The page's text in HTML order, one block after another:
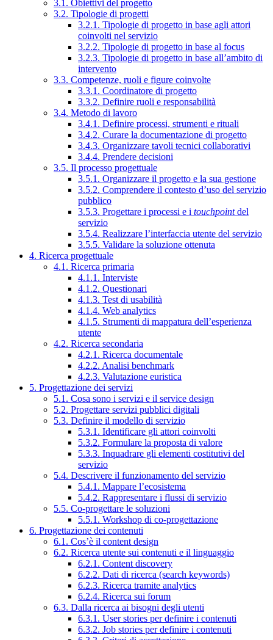
3.1. Obiettivi del progetto
3.2. Tipologie di progetti
3.2.1. Tipologie di progetto in base agli attori
coinvolti nel servizio
3.2.2. Tipologie di progetto in base al focus
3.2.3. Tipologie di progetto in base all’ambito di
intervento
3.3. Competenze, ruoli e figure coinvolte
3.3.1. Coordinatore di progetto
3.3.2. Definire ruoli e responsabilità
3.4. Metodo di lavoro
3.4.1. Definire processi, strumenti e rituali
3.4.2. Curare la documentazione di progetto
3.4.3. Organizzare tavoli tecnici collaborativi
3.4.4. Prendere decisioni
3.5. Il processo progettuale
3.5.1. Organizzare il progetto e la sua gestione
3.5.2. Comprendere il contesto d’uso del servizio
pubblico
3.5.3. Progettare i processi e i touchpointdel
servizio
3.5.4. Realizzare l’interfaccia utente del servizio
3.5.5. Validare la soluzione ottenuta
4. Ricerca progettuale
4.1. Ricerca primaria
4.1.1. Interviste
4.1.2. Questionari
4.1.3. Test di usabilità
4.1.4. Web analytics
4.1.5. Strumenti di mappatura dell’esperienza
utente
4.2. Ricerca secondaria
4.2.1. Ricerca documentale
4.2.2. Analisi benchmark
4.2.3. Valutazione euristica
5. Progettazione dei servizi
5.1. Cosa sono i servizi e il service design
5.2. Progettare servizi pubblici digitali
5.3. Definire il modello di servizio
5.3.1. Identificare gli attori coinvolti
5.3.2. Formulare la proposta di valore
5.3.3. Inquadrare gli elementi costitutivi del
servizio
5.4. Descrivere il funzionamento del servizio
5.4.1. Mappare l’ecosistema
5.4.2. Rappresentare i flussi di servizio
5.5. Co-progettare le soluzioni
5.5.1. Workshop di co-progettazione
6. Progettazione dei contenuti
6.1. Cos’è il content design
6.2. Ricerca utente sui contenuti e il linguaggio
6.2.1. Content discovery
6.2.2. Dati di ricerca (search keywords)
6.2.3. Ricerca tramite analytics
6.2.4. Ricerca sui forum
6.3. Dalla ricerca ai bisogni degli utenti
6.3.1. User stories per definire i contenuti
6.3.2. Job stories per definire i contenuti